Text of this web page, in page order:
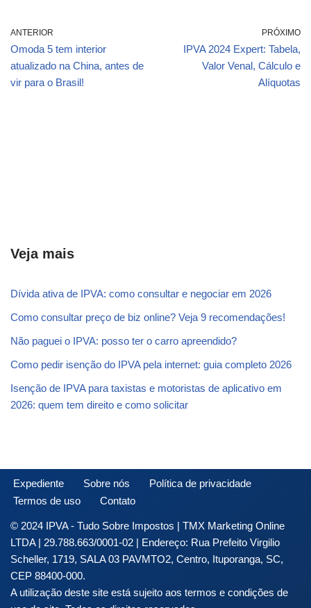
ANTERIOR
Omoda 5 tem interior
atualizado na China, antes de
vir para o Brasil!
PRÓXIMO
IPVA 2024 Expert: Tabela,
Valor Venal, Cálculo e
Alíquotas
Veja mais
Dívida ativa de IPVA: como consultar e negociar em 2026
Como consultar preço de biz online? Veja 9 recomendações!
Não paguei o IPVA: posso ter o carro apreendido?
Como pedir isenção do IPVA pela internet: guia completo 2026
Isenção de IPVA para taxistas e motoristas de aplicativo em
2026: quem tem direito e como solicitar
Expediente Sobre nós
Política de privacidade
Termos de uso
Contato
© 2024 IPVA - Tudo Sobre Impostos | TMX Marketing Online
LTDA | 29.788.663/0001-02 | Endereço: Rua Prefeito Virgilio
Scheller, 1719, SALA 03 PAVMTO2, Centro, Ituporanga, SC,
CEP 88400-000.
A utilização deste site está sujeito aos termos e condições de